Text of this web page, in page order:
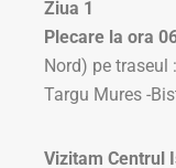
Ziua 1
Plecare la ora
Nord) pe
Targu Mures -
Vizitam Centrul